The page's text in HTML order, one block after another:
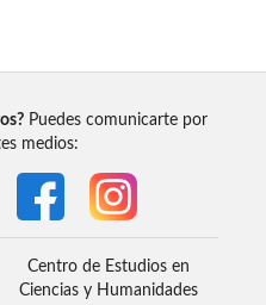
Puedes comunicarte por
medios:
Centro de Estudios en
Ciencias y Humanidades